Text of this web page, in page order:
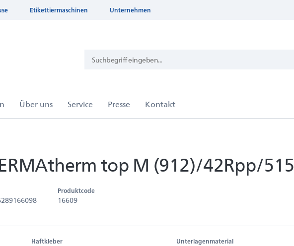
Etikettiermaschinen Unternehmen
top M (912)/42Rpp/515
Produktcode
16609
Haftkleber Unterlagenmaterial